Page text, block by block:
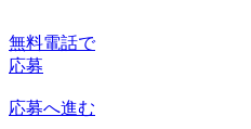
無料電話で
応募
応募へ進む